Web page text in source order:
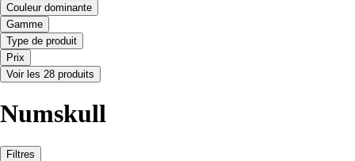
Couleur dominante
Gamme
Type de produit
Prix
Voir les 28 produits
Numskull
Filtres